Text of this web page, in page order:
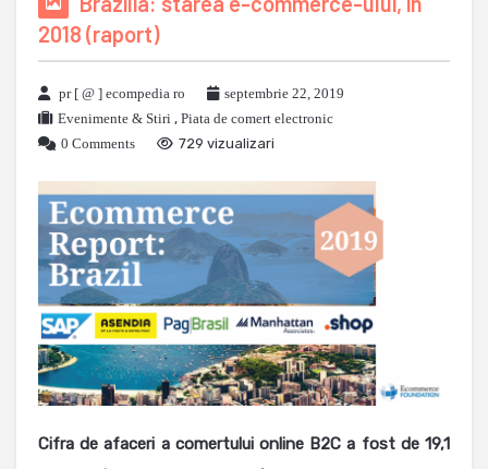
2018 (raport)
pr [ @ ] ecompedia ro
septembrie 22, 2019
Evenimente & Stiri , Piata de comert electronic
0 Comments
729 vizualizari
Cifra de afaceri a comertului online B2C a fost de 19,1